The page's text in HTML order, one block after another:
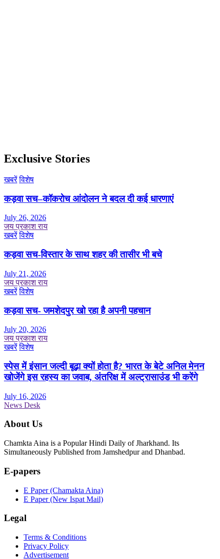
Exclusive Stories
खबरें विशेष
कड़वा सच–कॉकरोच आंदोलन ने बदल दी कई धारणाएं
July 26, 2026
जय प्रकाश राय
खबरें विशेष
कड़वा सच-विस्तार के साथ शहर की तासीर भी बचे
July 21, 2026
जय प्रकाश राय
खबरें विशेष
कड़वा सच- जमशेदपुर खो रहा है अपनी पहचान
July 20, 2026
जय प्रकाश राय
खबरें विशेष
स्पेस में इंसान जल्दी बूढ़ा क्यों होता है? भारत के बेटे अनिल मेनन
खोजेंगे इस रहस्य का जवाब, अंतरिक्ष में अल्ट्रासाउंड भी करेंगे
July 16, 2026
News Desk
About Us
Chamkta Aina is a Popular Hindi Daily of Jharkhand. Its
Simultaneously Published from Jamshedpur and Dhanbad.
E-papers
E Paper (Chamakta Aina)
E Paper (New Ispat Mail)
Legal
Terms & Conditions
Privacy Policy
Advertisement